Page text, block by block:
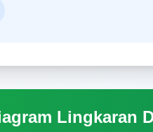
Lingkaran